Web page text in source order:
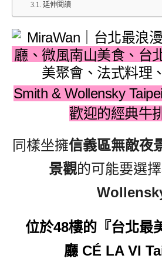
延伸閱讀
Smith & Wollensky
歡迎的經典牛
同樣坐擁信義區無敵夜
景觀的可能要選擇
位於48樓的『台北最
廳 CÉ LA VI